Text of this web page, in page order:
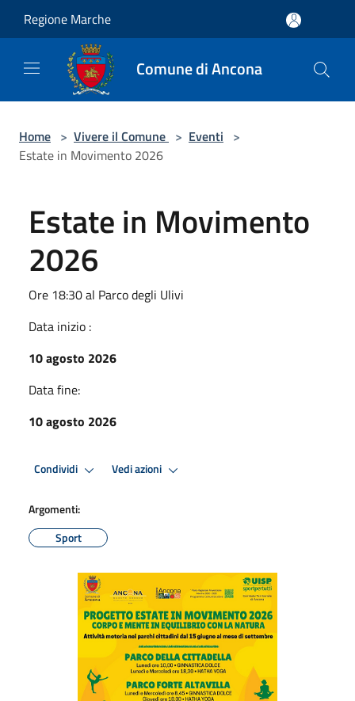
Regione Marche
Comune di Ancona
Home > Vivere il Comune > Eventi >
Estate in Movimento 2026
Estate in Movimento
2026
Ore 18:30 al Parco degli Ulivi
Data inizio :
10 agosto 2026
Data fine:
10 agosto 2026
Condividi Vedi azioni
Argomenti:
Sport